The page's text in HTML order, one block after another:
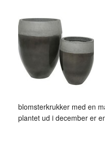
blomsterkrukker med en
plantet ud i december er